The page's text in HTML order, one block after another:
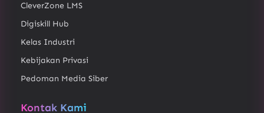
CleverZone LMS
Digiskill Hub
Kelas Industri
Kebijakan Privasi
Pedoman Media Siber
Kontak Kami